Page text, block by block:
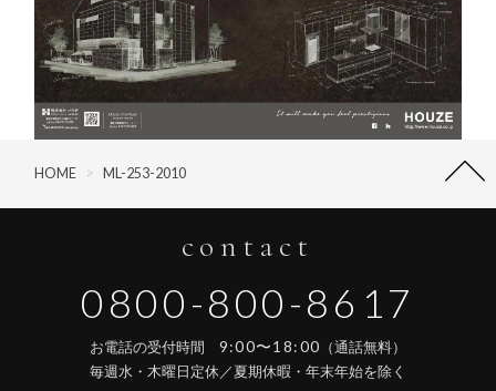
HOME > ML-253-2010
contact
0800-800-8617
お電話の受付時間 9:00〜18:00 （通話無料）
毎週水・木曜日定休／夏期休暇・年末年始を除く